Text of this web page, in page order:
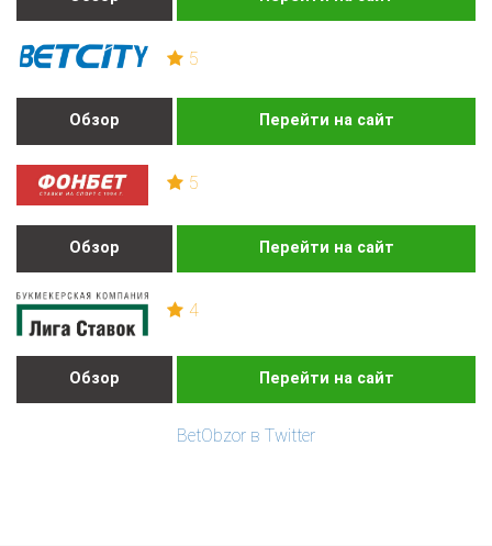
5
Обзор Перейти на сайт
5
Обзор Перейти на сайт
4
Обзор Перейти на сайт
BetObzor в Twitter